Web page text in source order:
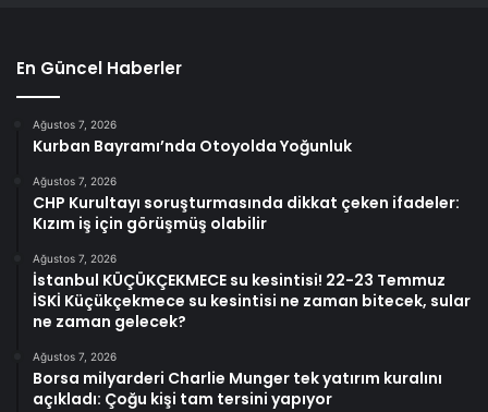
En Güncel Haberler
Ağustos 7, 2026
Kurban Bayramı’nda Otoyolda Yoğunluk
Ağustos 7, 2026
CHP Kurultayı soruşturmasında dikkat çeken ifadeler:
Kızım iş için görüşmüş olabilir
Ağustos 7, 2026
İstanbul KÜÇÜKÇEKMECE su kesintisi! 22-23 Temmuz
İSKİ Küçükçekmece su kesintisi ne zaman bitecek, sular
ne zaman gelecek?
Ağustos 7, 2026
Borsa milyarderi Charlie Munger tek yatırım kuralını
açıkladı: Çoğu kişi tam tersini yapıyor